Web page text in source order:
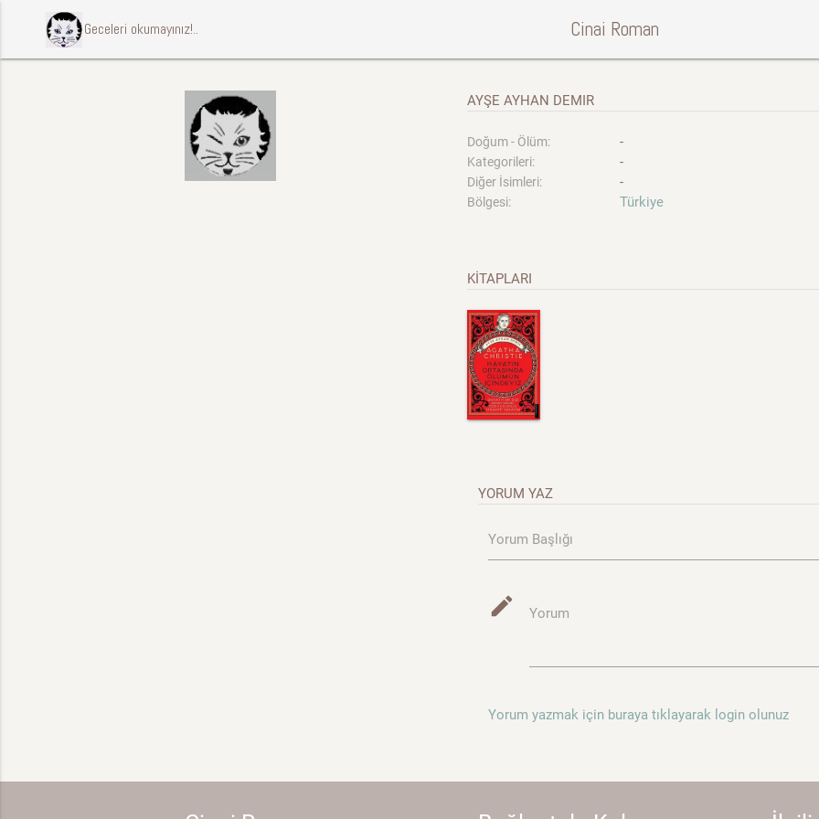
ccccci Geceleri okumayınız!.. Cinai Roman
AYŞE AYHAN DEMIR
Doğum - Ölüm: -
Kategorileri: -
Diğer İsimleri: -
Bölgesi: Türkiye
KİTAPLARI
YORUM YAZ
Yorum Başlığı
mode_edit Yorum
Yorum yazmak için buraya tıklayarak login olunuz